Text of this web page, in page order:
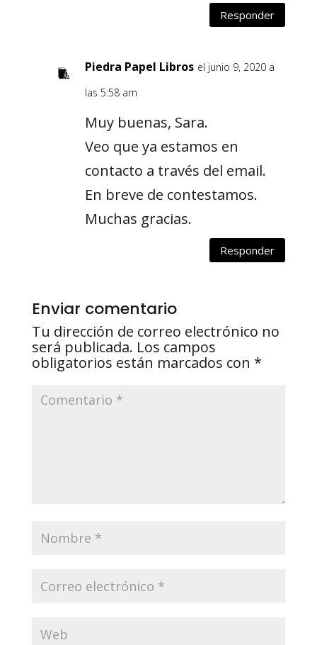
Responder
Piedra Papel Libros el junio 9, 2020 a
las 5:58 am
Muy buenas, Sara.
Veo que ya estamos en
contacto a través del email.
En breve de contestamos.
Muchas gracias.
Responder
Enviar comentario
Tu dirección de correo electrónico no
será publicada. Los campos
obligatorios están marcados con *